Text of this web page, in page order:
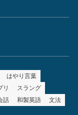
はやり言葉
リ
スラング
話 和製英語
文法